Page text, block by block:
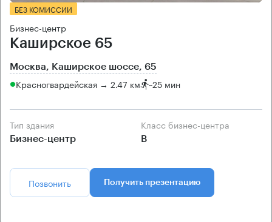
БЕЗ КОМИССИИ
Бизнес-центр
Каширское 65
Москва, Каширское шоссе, 65
Красногвардейская → 2.47 км ~25 мин
Тип здания
Бизнес-центр
Класс бизнес-центра
B
Позвонить Получить презентацию